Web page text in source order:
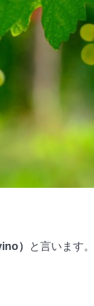
） と言います。